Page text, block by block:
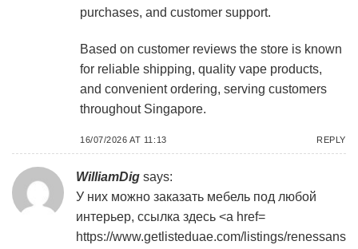
purchases, and customer support.
Based on customer reviews the store is known
for reliable shipping, quality vape products,
and convenient ordering, serving customers
throughout Singapore.
16/07/2026 AT 11:13 REPLY
WilliamDig says:
У них можно заказать мебель под любой
интерьер, ссылка здесь <a href=
https://www.getlisteduae.com/listings/renessans